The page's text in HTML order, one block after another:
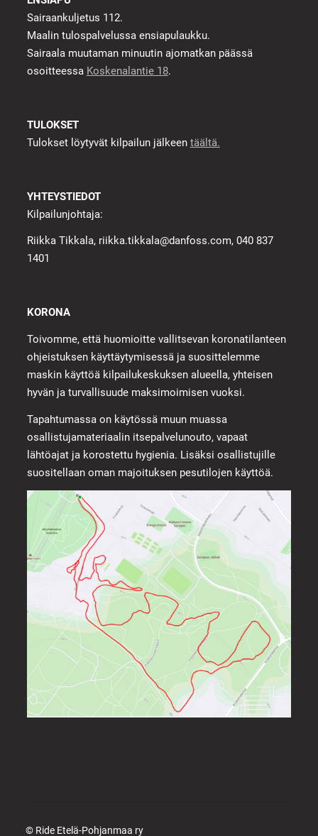
Sairaankuljetus 112.
Maalin tulospalvelussa ensiapulaukku.
Sairaala muutaman minuutin ajomatkan päässä
osoitteessa Koskenalantie 18.
TULOKSET
Tulokset löytyvät kilpailun jälkeen täältä.
YHTEYSTIEDOT
Kilpailunjohtaja:
Riikka Tikkala, riikka.tikkala@danfoss.com, 040 837
1401
KORONA
Toivomme, että huomioitte vallitsevan koronatilanteen
ohjeistuksen käyttäytymisessä ja suosittelemme
maskin käyttöä kilpailukeskuksen alueella, yhteisen
hyvän ja turvallisuude maksimoimisen vuoksi.
Tapahtumassa on käytössä muun muassa
osallistujamateriaalin itsepalvelunouto, vapaat
lähtöajat ja korostettu hygienia. Lisäksi osallistujille
suositellaan oman majoituksen pesutilojen käyttöä.
© Ride Etelä-Pohjanmaa ry